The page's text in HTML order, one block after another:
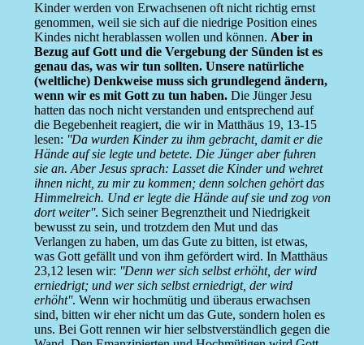
Kinder werden von Erwachsenen oft nicht richtig ernst
genommen, weil sie sich auf die niedrige Position eines
Kindes nicht herablassen wollen und können. Aber in
Bezug auf Gott und die Vergebung der Sünden ist es
genau das, was wir tun sollten. Unsere natürliche
(weltliche) Denkweise muss sich grundlegend ändern,
wenn wir es mit Gott zu tun haben.Die Jünger Jesu
hatten das noch nicht verstanden und entsprechend auf
die Begebenheit reagiert, die wir in Matthäus 19, 13-15
lesen: ''Da wurden Kinder zu ihm gebracht, damit er die
Hände auf sie legte und betete. Die Jünger aber fuhren
sie an. Aber Jesus sprach: Lasset die Kinder und wehret
ihnen nicht, zu mir zu kommen; denn solchen gehört das
Himmelreich. Und er legte die Hände auf sie und zog von
dort weiter''. Sich seiner Begrenztheit und Niedrigkeit
bewusst zu sein, und trotzdem den Mut und das
Verlangen zu haben, um das Gute zu bitten, ist etwas,
was Gott gefällt und von ihm gefördert wird. In Matthäus
23,12 lesen wir: ''Denn wer sich selbst erhöht, der wird
erniedrigt; und wer sich selbst erniedrigt, der wird
erhöht''. Wenn wir hochmütig und überaus erwachsen
sind, bitten wir eher nicht um das Gute, sondern holen es
uns. Bei Gott rennen wir hier selbstverständlich gegen die